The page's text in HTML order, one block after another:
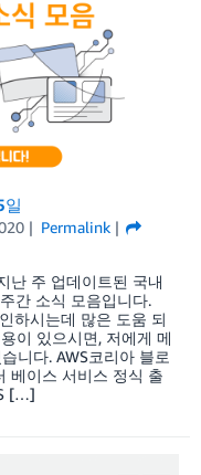
일
Permalink
난 주 업데이트된 국내
간 소식 모음입니다.
하시는데 많은 도움 되
이 있으시면, 저에게 메
니다. AWS코리아 블로
베이스 서비스 정식 출
[…]